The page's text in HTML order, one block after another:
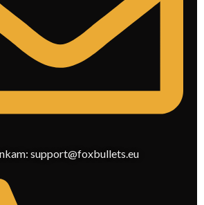
support@foxbullets.eu